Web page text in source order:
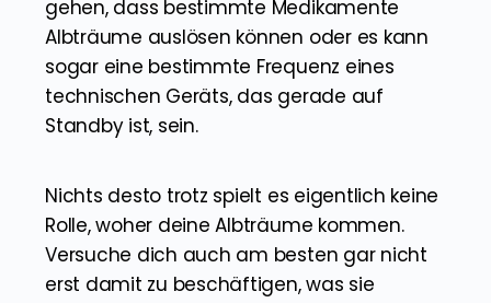
gehen, dass bestimmte Medikamente
Albträume auslösen können oder es kann
sogar eine bestimmte Frequenz eines
technischen Geräts, das gerade auf
Standby ist, sein.
Nichts desto trotz spielt es eigentlich keine
Rolle, woher deine Albträume kommen.
Versuche dich auch am besten gar nicht
erst damit zu beschäftigen, was sie